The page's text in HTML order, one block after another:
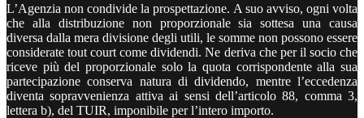
L’Agenzia non condivide la prospettazione. A suo avviso, ogni volta
che alla distribuzione non proporzionale sia sottesa una causa
diversa dalla mera divisione degli utili, le somme non possono essere
considerate tout court come dividendi. Ne deriva che per il socio che
riceve più del proporzionale solo la quota corrispondente alla sua
partecipazione conserva natura di dividendo, mentre l’eccedenza
diventa sopravvenienza attiva ai sensi dell’articolo 88, comma 3,
lettera b), del TUIR, imponibile per l’intero importo.